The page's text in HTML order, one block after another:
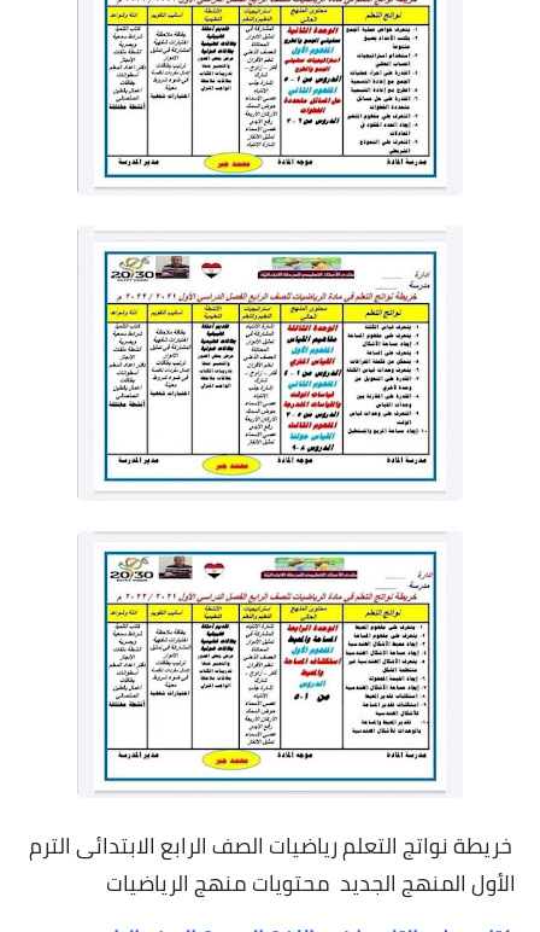
خريطة نواتج التعلم رياضيات الصف الرابع الابتدائى الترم
الأول المنهج الجديد محتويات منهج الرياضيات